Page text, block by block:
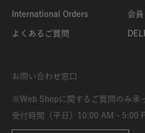
International Orders
よくあるご質問
会員
お問い合わせ窓口
※Web Shopに関するご質問のみ承
受付時間（平日）10:00 AM - 5:00